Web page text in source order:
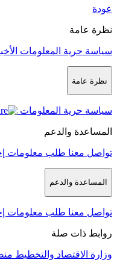
عودة
نظرة عامة
سياسة حرية المعلومات
نظرة عامة
سياسة حرية المعلومات
المساعدة والدعم
تواصل معنا طلب معلومات
المساعدة والدعم
تواصل معنا طلب معلومات
روابط ذات صلة
وزارة الاقتصاد والتخطيط